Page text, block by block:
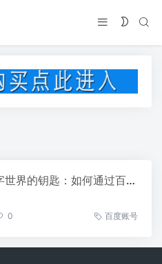
解锁数字世界的钥匙：如何通过百度账号购买开启无限可能
0 百度账号